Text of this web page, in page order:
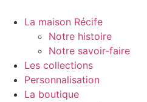
La maison Récife
Notre histoire
Notre savoir-faire
Les collections
Personnalisation
La boutique